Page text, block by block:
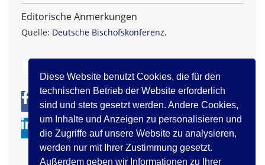
Diese Website benutzt Cookies, die für den
technischen Betrieb der Website erforderlich
sind und stets gesetzt werden. Andere Cookies,
um Inhalte und Anzeigen zu personalisieren und
die Zugriffe auf unsere Website zu analysieren,
werden nur mit Ihrer Zustimmung gesetzt.
Außerdem geben wir Informationen zu Ihrer
Editorische Anmerkungen
Quelle: Deutsche Bischofskonferenz.
0 0